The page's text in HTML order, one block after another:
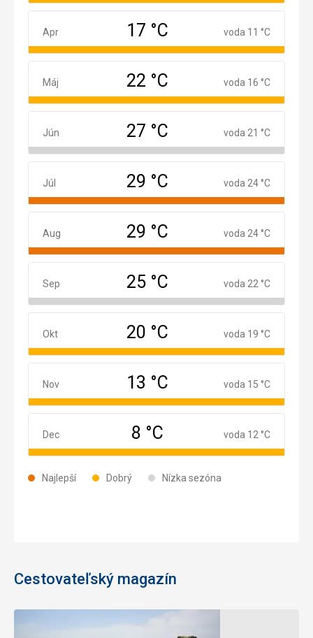
Najlepší Dobrý Nízka sezóna
Apríl
Apr 17 °C voda 11 °C
Máj
Máj 22 °C voda 16 °C
Jún
Jún 27 °C voda 21 °C
Júl
Júl 29 °C voda 24 °C
August
Aug 29 °C voda 24 °C
September
Sep 25 °C voda 22 °C
Október
Okt 20 °C voda 19 °C
November
Nov 13 °C voda 15 °C
December
Dec 8 °C voda 12 °C
Cestovateľský magazín